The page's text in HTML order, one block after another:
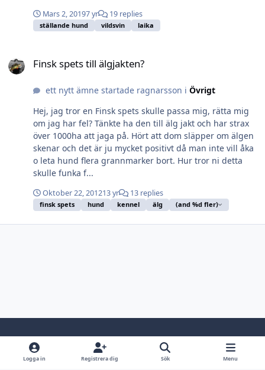
Mars 2, 20197 yr 19 replies
ställande hund vildsvin laika
Finsk spets till älgjakten?
ett nytt ämne startade ragnarsson i Övrigt
Hej, jag tror en Finsk spets skulle passa mig, rätta mig
om jag har fel? Tänkte ha den till älg jakt och har strax
över 1000ha att jaga på. Hört att dom släpper om älgen
skenar och det är ju mycket positivt då man inte vill åka
o leta hund flera grannmarker bort. Hur tror ni detta
skulle funka f...
Oktober 22, 201213 yr 13 replies
finsk spets hund kennel älg (and %d fler)
Light ModeDark ModeSystem Preference
Logga in Registrera dig Sök Menu